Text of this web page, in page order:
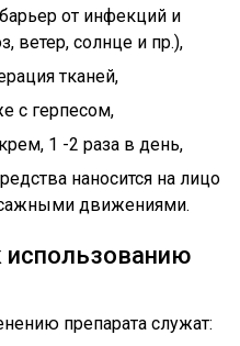
от инфекций и
ветер, солнце и пр.),
тканей,
с герпесом,
1 -2 раза в день,
наносится на лицо
движениями.
использованию
препарата служат: